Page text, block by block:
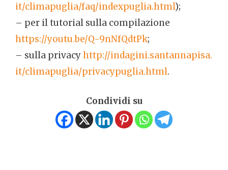
it/climapuglia/faq/indexpuglia.html);
– per il tutorial sulla compilazione
https://youtu.be/Q-9nNfQdtPk;
– sulla privacyhttp://indagini.santannapisa.
it/climapuglia/privacypuglia.html.
Condividi su